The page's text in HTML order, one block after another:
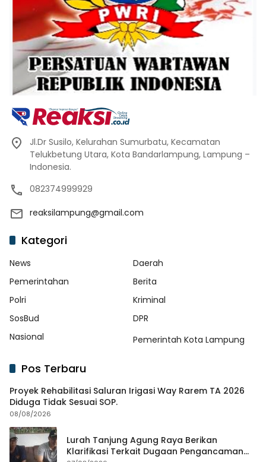
Jl.Dr Susilo, Kelurahan Sumurbatu, Kecamatan
Telukbetung Utara, Kota Bandarlampung, Lampung –
Indonesia.
082374999929
reaksilampung@gmail.com
Kategori
News
Daerah
Pemerintahan
Berita
Polri
Kriminal
SosBud
DPR
Nasional
Pemerintah Kota Lampung
Pos Terbaru
Proyek Rehabilitasi Saluran Irigasi Way Rarem TA 2026
Diduga Tidak Sesuai SOP.
08/08/2026
Lurah Tanjung Agung Raya Berikan
Klarifikasi Terkait Dugaan Pengancaman